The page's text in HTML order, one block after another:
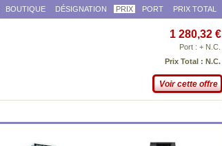
BOUTIQUE DÉSIGNATION PRIX PORT PRIX TOTAL
1 280,32 €
Port : + N.C.
Prix Total : N.C.
Voir cette offre